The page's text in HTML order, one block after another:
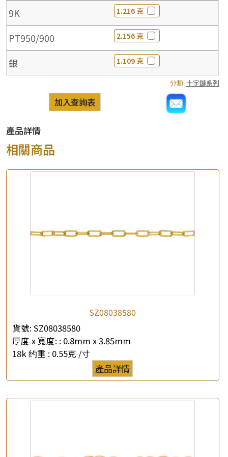
*你的名字
公司名稱
*e-mail
9K 1.216 克
PT950/900 2.156 克
銀 1.109 克
分類: 十字鏈系列
加入查詢表
產品詳情
相關商品
SZ08038580
貨號: SZ08038580
厚度 x 寬度: : 0.8mm x 3.85mm
18k 约重 : 0.55克 /寸
產品詳情